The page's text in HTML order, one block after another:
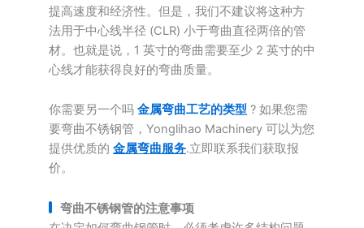
提高速度和经济性。但是，我们不建议将这种方
法用于中心线半径 (CLR) 小于弯曲直径两倍的管
材。也就是说，1 英寸的弯曲需要至少 2 英寸的中
心线才能获得良好的弯曲质量。
你需要另一个吗 金属弯曲工艺的类型 ? 如果您需
要弯曲不锈钢管，Yonglihao Machinery 可以为您
提供优质的 金属弯曲服务.立即联系我们获取报
价。
弯曲不锈钢管的注意事项